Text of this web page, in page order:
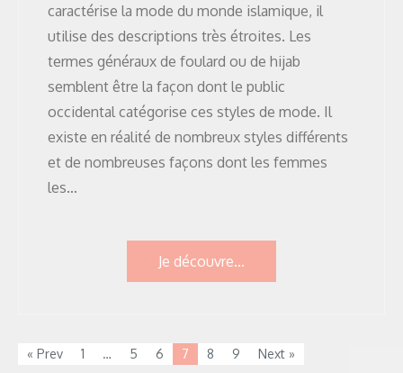
caractérise la mode du monde islamique, il
utilise des descriptions très étroites. Les
termes généraux de foulard ou de hijab
semblent être la façon dont le public
occidental catégorise ces styles de mode. Il
existe en réalité de nombreux styles différents
et de nombreuses façons dont les femmes
les…
Je découvre...
« Prev 1 … 5 6 7 8 9 Next »